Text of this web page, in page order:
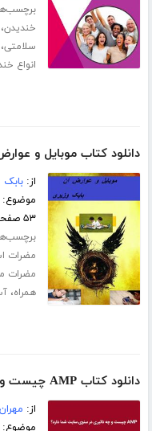
خندیدن،
سلامتی،
انواع
دانلود کتاب موبایل و
از:بابک
۵۳ صفحه
مضرات
مضرات
همراه،
دانلود کتاب AMP چیست و چه تاثیری در سئوی سایت شما دارد؟
از: